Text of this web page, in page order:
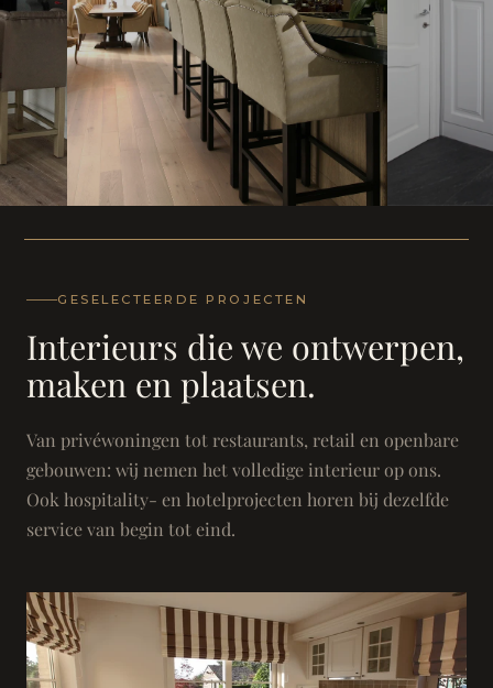
Landhuis - Grimbergen
GESELECTEERDE PROJECTEN
Interieurs die we ontwerpen,
maken en plaatsen.
Van privéwoningen tot restaurants, retail en openbare
gebouwen: wij nemen het volledige interieur op ons.
Ook hospitality- en hotelprojecten horen bij dezelfde
service van begin tot eind.